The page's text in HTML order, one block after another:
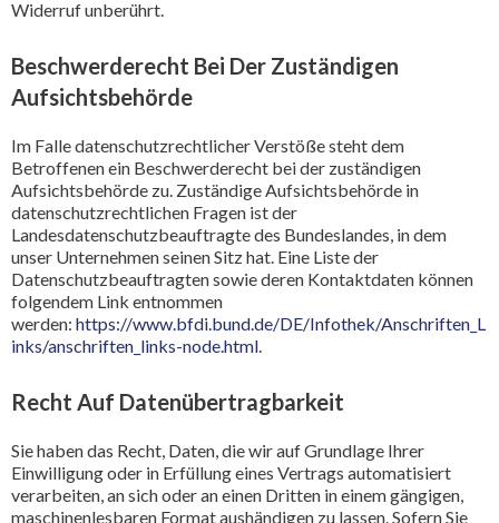
Widerruf unberührt.
Beschwerderecht Bei Der Zuständigen
Aufsichtsbehörde
Im Falle datenschutzrechtlicher Verstöße steht dem
Betroffenen ein Beschwerderecht bei der zuständigen
Aufsichtsbehörde zu. Zuständige Aufsichtsbehörde in
datenschutzrechtlichen Fragen ist der
Landesdatenschutzbeauftragte des Bundeslandes, in dem
unser Unternehmen seinen Sitz hat. Eine Liste der
Datenschutzbeauftragten sowie deren Kontaktdaten können
folgendem Link entnommen
werden: https://www.bfdi.bund.de/DE/Infothek/Anschriften_L
inks/anschriften_links-node.html.
Recht Auf Datenübertragbarkeit
Sie haben das Recht, Daten, die wir auf Grundlage Ihrer
Einwilligung oder in Erfüllung eines Vertrags automatisiert
verarbeiten, an sich oder an einen Dritten in einem gängigen,
maschinenlesbaren Format aushändigen zu lassen. Sofern Sie